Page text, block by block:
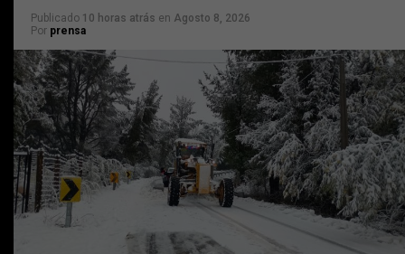
Publicado 10 horas atrás en Agosto 8, 2026
Por prensa